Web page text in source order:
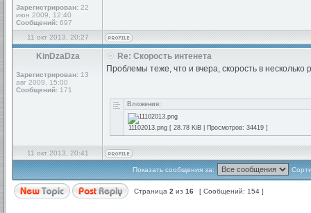
Зарегистрирован: 22
июн 2009, 12:40
Сообщений: 697
11 окт 2013, 20:27
KinDzaDza
Зарегистрирован: 13
авг 2009, 15:00
Сообщений: 171
Re: Скорость интенета
Проблемы теже, что и вчера, скорость в несколько
Вложения:
11102013.png [ 28.78 KiB | Просмотров: 34419 ]
11 окт 2013, 20:41
Показать сообщения за:
Страница 2 из 16 [ Сообщений: 154 ]